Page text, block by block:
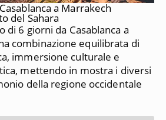
a Marrakech
del Sahara
6 giorni da Casablanca a
combinazione equilibrata di
immersione culturale e
mettendo in mostra i diversi
della regione occidentale